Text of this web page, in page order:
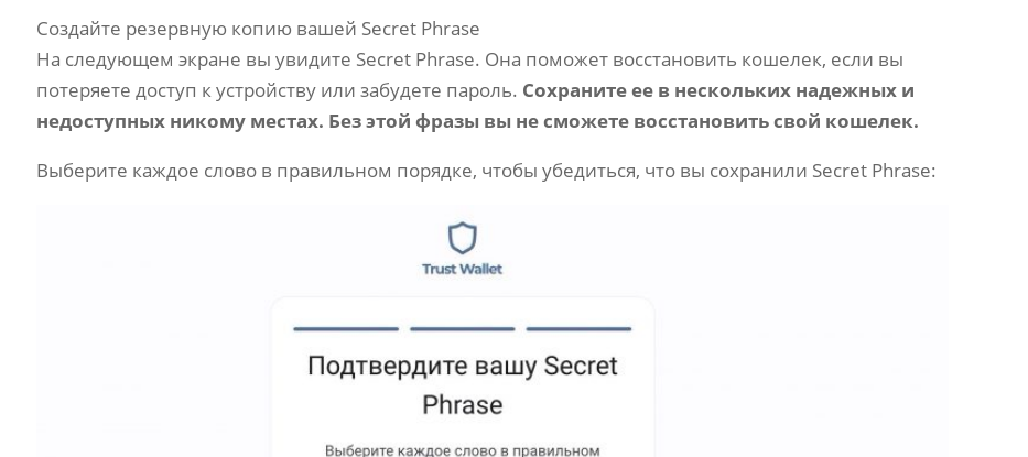
Создайте резервную копию вашей Secret Phrase
На следующем экране вы увидите Secret Phrase. Она поможет восстановить кошелек, если вы
потеряете доступ к устройству или забудете пароль. Сохраните ее в нескольких надежных и
недоступных никому местах. Без этой фразы вы не сможете восстановить свой кошелек.
Выберите каждое слово в правильном порядке, чтобы убедиться, что вы сохранили Secret Phrase: